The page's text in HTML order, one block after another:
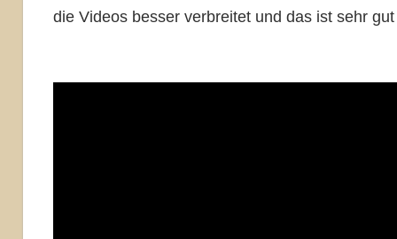
die Videos besser verbreitet und das ist sehr